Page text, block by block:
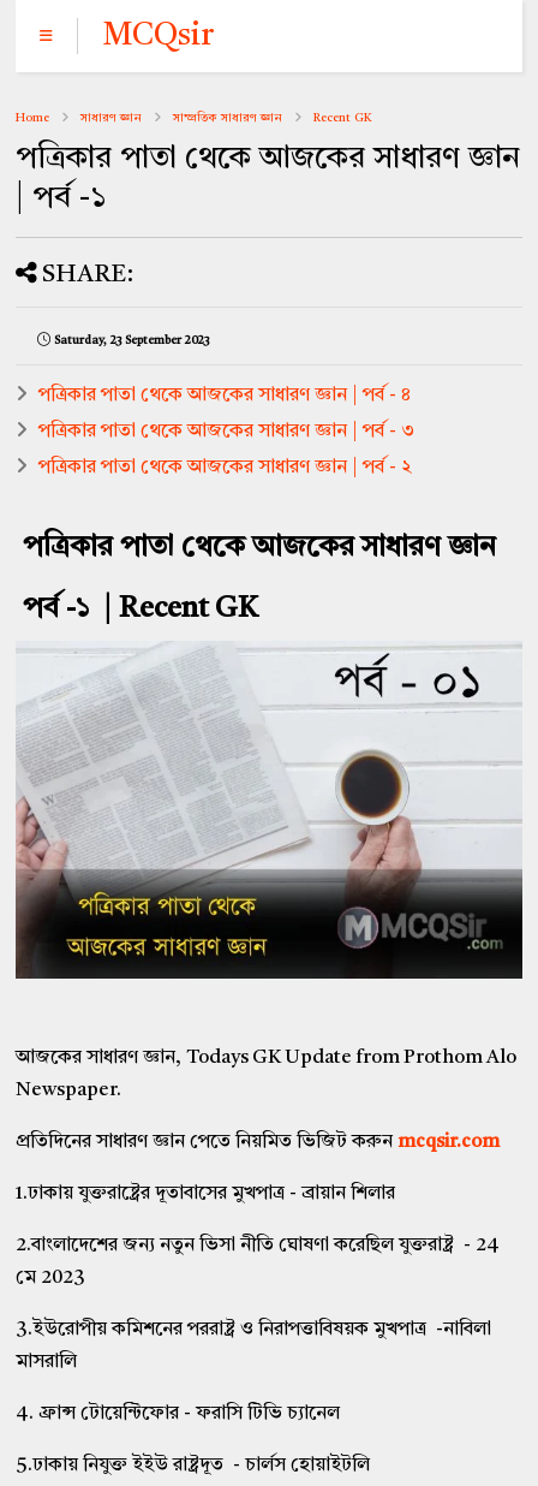
MCQsir
Home সাধারণ জ্ঞান সাম্প্রতিক সাধারণ জ্ঞান Recent GK
পত্রিকার পাতা থেকে আজকের সাধারণ জ্ঞান
| পর্ব -১
SHARE:
Saturday, 23 September 2023
পত্রিকার পাতা থেকে আজকের সাধারণ জ্ঞান | পর্ব - ৪
পত্রিকার পাতা থেকে আজকের সাধারণ জ্ঞান | পর্ব - ৩
পত্রিকার পাতা থেকে আজকের সাধারণ জ্ঞান | পর্ব - ২
পত্রিকার পাতা থেকে আজকের সাধারণ জ্ঞান
পর্ব -১ | Recent GK
আজকের সাধারণ জ্ঞান, Todays GK Update from Prothom Alo
Newspaper.
প্রতিদিনের সাধারণ জ্ঞান পেতে নিয়মিত ভিজিট করুনmcqsir.com
1.ঢাকায় যুক্তরাষ্ট্রের দূতাবাসের মুখপাত্র - ব্রায়ান শিলার
2.বাংলাদেশের জন্য নতুন ভিসা নীতি ঘোষণা করেছিল যুক্তরাষ্ট্র - 24
মে 2023
3.ইউরোপীয় কমিশনের পররাষ্ট্র ও নিরাপত্তাবিষয়ক মুখপাত্র -নাবিলা
মাসরালি
4. ফ্রান্স টোয়েন্টিফোর - ফরাসি টিভি চ্যানেল
5.ঢাকায় নিযুক্ত ইইউ রাষ্ট্রদূত - চার্লস হোয়াইটলি